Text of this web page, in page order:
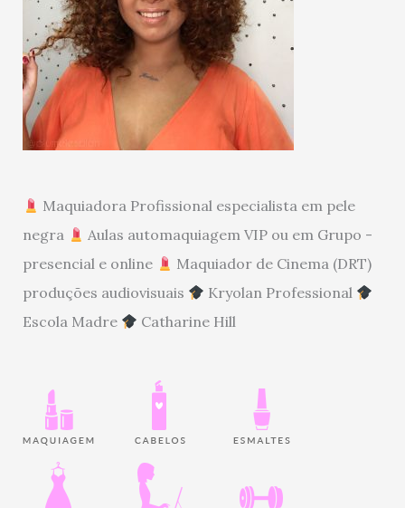
Maquiadora Profissional especialista em pele
negra
Aulas automaquiagem VIP ou em Grupo -
presencial e online
Maquiador de Cinema (DRT)
produções audiovisuais
Kryolan Professional
Escola Madre
Catharine Hill